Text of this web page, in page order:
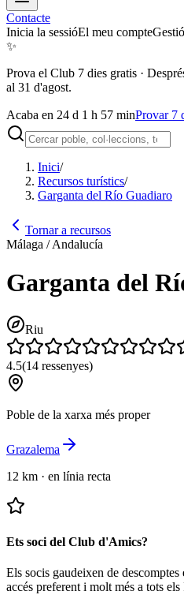
Contacte
Inicia la sessióEl meu compteGestió
✨
Prova el Club 7 dies gratis ·
al 31 d'agost.
Acaba en 24 d 1 h 57 minProvar 7
Inici/
Recursos turístics/
Garganta del Río Guadiaro
Tornar a recursos
Málaga / Andalucía
Garganta del
Riu
4.5(14 ressenyes)
Poble de la xarxa més proper
Grazalema
12 km · en línia recta
Ets soci del Club d'Amics?
Els socis gaudeixen de
accés preferent i molt més a tots